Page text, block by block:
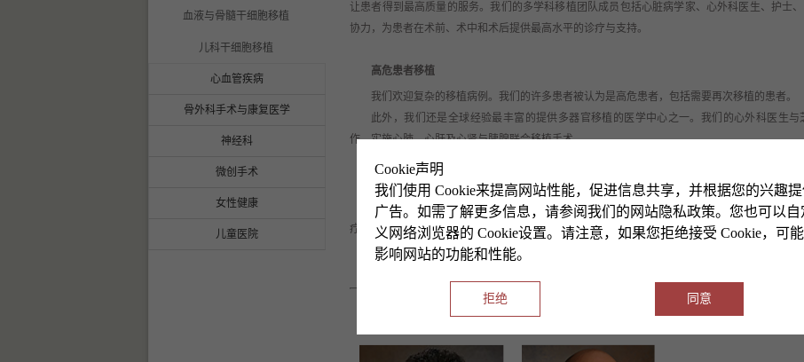
血液与骨髓干细胞移植
儿科干细胞移植
心血管疾病
骨外科手术与康复医学
神经科
微创手术
女性健康
儿童医院
让患者得到最高质量的服务。我们的多学科移植团队成员包括心脏病学家、心外科医生、护士
协力，为患者在术前、术中和术后提供最高水平的诊疗与支持。
高危患者移植
我们欢迎复杂的移植病例。我们的许多患者被认为是高危患者，包括需要再次移植的患者。
此外，我们还是全球经验最丰富的提供多器官移植的医学中心之一。我们的心外科医生
作，实施心肺、心肝及心肾与胰腺联合移植手术。
成功久经验证，卓越从未间断
在芝加哥大学医学中心接受心脏移植的患者有非常乐观的未来，我们有着全国最好的术后
疗，并且通过外科创新和世界一流的医疗服务不断巩固我们的成功。
Cookie声明
我们使用 Cookie来提高网站性能，促进信息共享，并根据您的兴趣
广告。如需了解更多信息，请参阅我们的网站隐私政策。您也可以自
义网络浏览器的 Cookie设置。请注意，如果您拒绝接受 Cookie，可
影响网站的功能和性能。
拒绝 同意